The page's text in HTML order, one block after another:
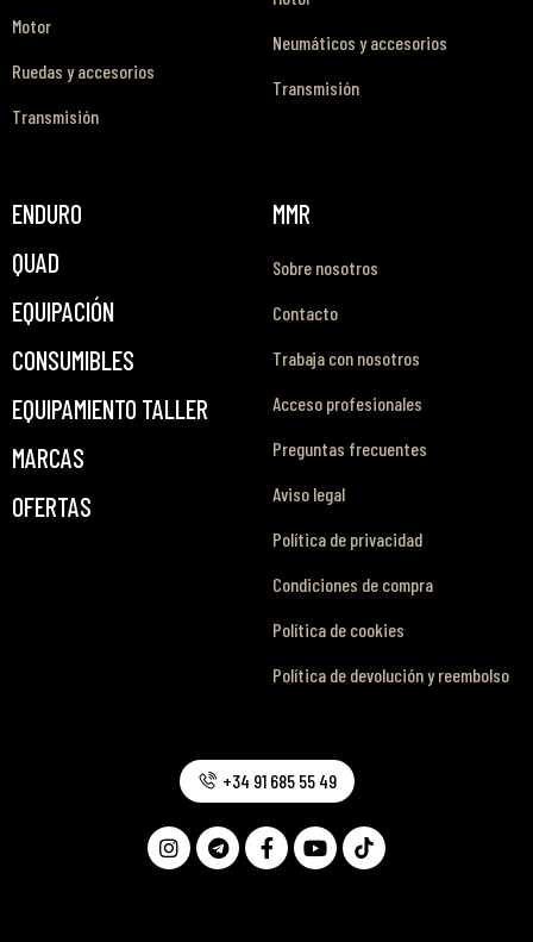
Motor
Ruedas y accesorios
Transmisión
Neumáticos y accesorios
Transmisión
ENDURO
QUAD
EQUIPACIÓN
CONSUMIBLES
EQUIPAMIENTO TALLER
MARCAS
OFERTAS
MMR
Sobre nosotros
Contacto
Trabaja con nosotros
Acceso profesionales
Preguntas frecuentes
Aviso legal
Política de privacidad
Condiciones de compra
Política de cookies
Política de devolución y reembolso
+34 91 685 55 49